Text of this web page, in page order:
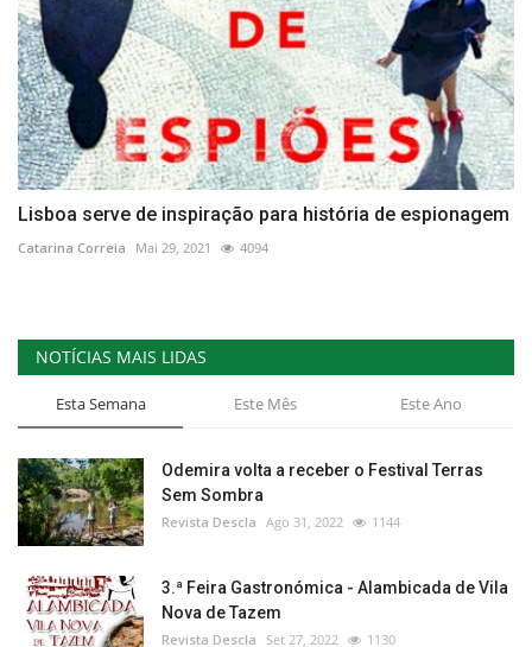
Lisboa serve de inspiração para história de espionagem
Catarina Correia Mai 29, 2021 4094
NOTÍCIAS MAIS LIDAS
Esta Semana Este Mês Este Ano
Odemira volta a receber o Festival Terras
Sem Sombra
Revista Descla Ago 31, 2022 1144
3.ª Feira Gastronómica - Alambicada de Vila
Nova de Tazem
Revista Descla Set 27, 2022 1130